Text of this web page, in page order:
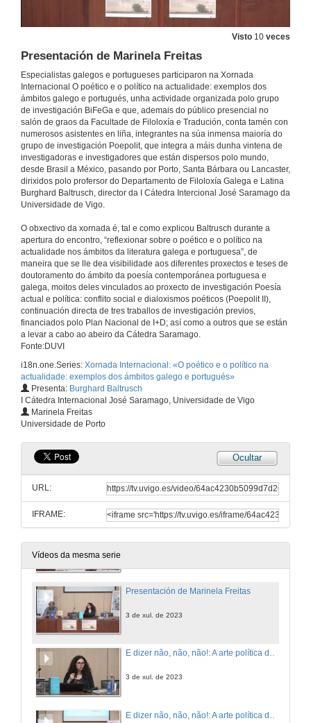
Visto 10 veces
Presentación de Marinela Freitas
Especialistas galegos e portugueses participaron na Xornada
Internacional O poético e o político na actualidade: exemplos dos
ámbitos galego e portugués, unha actividade organizada polo grupo
de investigación BiFeGa e que, ademais do público presencial no
salón de graos da Facultade de Filoloxía e Tradución, conta tamén con
numerosos asistentes en liña, integrantes na súa inmensa maioría do
grupo de investigación Poepolit, que integra a máis dunha vintena de
investigadoras e investigadores que están dispersos polo mundo,
desde Brasil a México, pasando por Porto, Santa Bárbara ou Lancaster,
dirixidos polo profersor do Departamento de Filoloxía Galega e Latina
Burghard Baltrusch, director da I Cátedra Intercional José Saramago da
Universidade de Vigo.
O obxectivo da xornada é, tal e como explicou Baltrusch durante a
apertura do encontro, “reflexionar sobre o poético e o político na
actualidade nos ámbitos da literatura galega e portuguesa”, de
maneira que se lle dea visibilidade aos diferentes proxectos e teses de
doutoramento do ámbito da poesía contemporánea portuguesa e
galega, moitos deles vinculados ao proxecto de investigación Poesía
actual e política: conflito social e dialoxismos poéticos (Poepolit II),
continuación directa de tres traballos de investigación previos,
financiados polo Plan Nacional de I+D; así como a outros que se están
a levar a cabo ao abeiro da Cátedra Saramago.
Fonte:DUVI
i18n.one.Series: Xornada Internacional: «O poético e o político na
actualidade: exemplos dos ámbitos galego e portugués»
Presenta: Burghard Baltrusch
I Cátedra Internacional José Saramago, Universidade de Vigo
Marinela Freitas
Universidade de Porto
Ocultar
URL:
IFRAME:
Vídeos da mesma serie
Apertura por Burghard Baltrusch
Presentación de Marinela Freitas
3 de xul. de 2023
E dizer não, não, não!: A arte política de Ana Luísa Amaral
3 de xul. de 2023